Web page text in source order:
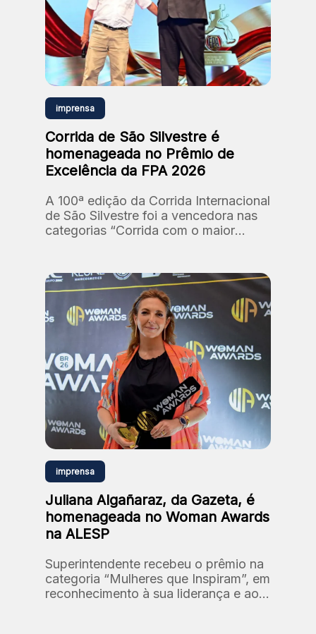
imprensa
Corrida de São Silvestre é
homenageada no Prêmio de
Excelência da FPA 2026
A 100ª edição da Corrida Internacional
de São Silvestre foi a vencedora nas
categorias “Corrida com o maior
imprensa
Juliana Algañaraz, da Gazeta, é
homenageada no Woman Awards
na ALESP
Superintendente recebeu o prêmio na
categoria “Mulheres que Inspiram”, em
reconhecimento à sua liderança e ao